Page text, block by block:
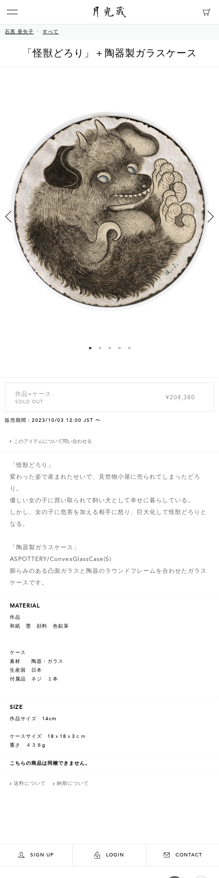
石黒 亜矢子 すべて
「怪獣どろり」＋陶器製ガラスケース
作品+ケース
SOLD OUT
¥204,380
販売期間：2023/10/03 12:00 JST 〜
このアイテムについて問い合わせる
「怪獣どろり」
変わった姿で産まれたせいで、見世物小屋に売られてしまったどろ
り。
優しい女の子に買い取られて飼い犬として幸せに暮らしている。
しかし、女の子に危害を加える相手に怒り、巨大化して怪獣どろりと
なる。
「陶器製ガラスケース」
ASPOTTERY/ConvexGlassCase(S)
膨らみのある凸面ガラスと陶器のラウンドフレームを合わせたガラス
ケースです。
MATERIAL
作品
和紙 墨 顔料 色鉛筆
ケース
素材 陶器・ガラス
生産国 日本
付属品 ネジ １本
SIZE
作品サイズ 14cm
ケースサイズ 18ｘ18ｘ3ｃｍ
重さ ４３８g
こちらの商品は同梱できません。
送料について 納期について
SIGN UP LOGIN CONTACT